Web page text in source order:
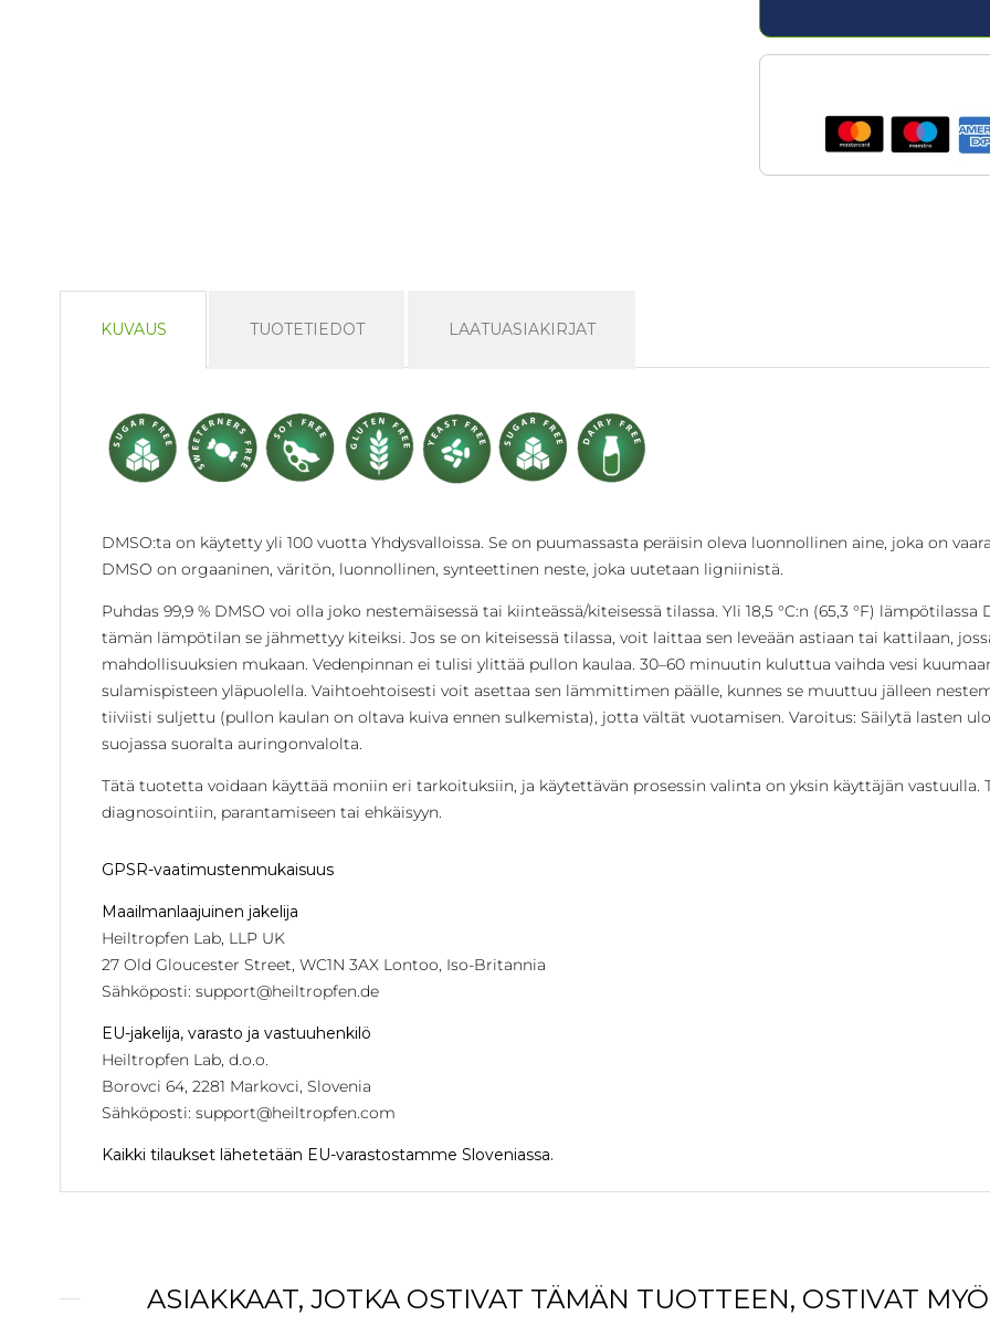
KUVAUS TUOTETIEDOT LAATUASIAKIRJAT
DMSO:ta on käytetty yli 100 vuotta Yhdysvalloissa. Se on puumassasta peräisin oleva luonnollinen aine, joka on
DMSO on orgaaninen, väritön, luonnollinen, synteettinen neste, joka uutetaan ligniinistä.
Puhdas 99,9 % DMSO voi olla joko nestemäisessä tai kiinteässä/kiteisessä tilassa. Yli 18,5 °C:n (65,3 °F)
tämän lämpötilan se jähmettyy kiteiksi. Jos se on kiteisessä tilassa, voit laittaa sen leveään astiaan tai kattilaan,
mahdollisuuksien mukaan. Vedenpinnan ei tulisi ylittää pullon kaulaa. 30–60 minuutin kuluttua vaihda vesi
sulamispisteen yläpuolella. Vaihtoehtoisesti voit asettaa sen lämmittimen päälle, kunnes se muuttuu jälleen
tiiviisti suljettu (pullon kaulan on oltava kuiva ennen sulkemista), jotta vältät vuotamisen. Varoitus: Säilytä lasten
suojassa suoralta auringonvalolta.
Tätä tuotetta voidaan käyttää moniin eri tarkoituksiin, ja käytettävän prosessin valinta on yksin käyttäjän
diagnosointiin, parantamiseen tai ehkäisyyn.
GPSR-vaatimustenmukaisuus
Maailmanlaajuinen jakelija
Heiltropfen Lab, LLP UK
27 Old Gloucester Street, WC1N 3AX Lontoo, Iso-Britannia
Sähköposti: support@heiltropfen.de
EU-jakelija, varasto ja vastuuhenkilö
Heiltropfen Lab, d.o.o.
Borovci 64, 2281 Markovci, Slovenia
Sähköposti: support@heiltropfen.com
Kaikki tilaukset lähetetään EU-varastostamme Sloveniassa.
ASIAKKAAT, JOTKA OSTIVAT TÄMÄN TUOTTEEN, OSTIVAT